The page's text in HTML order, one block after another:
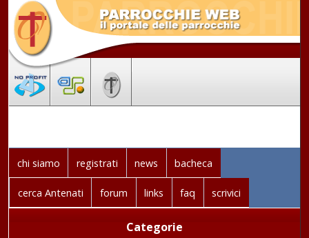
chi siamo registrati news bacheca
cerca Antenati forum links faq scrivici
Categorie